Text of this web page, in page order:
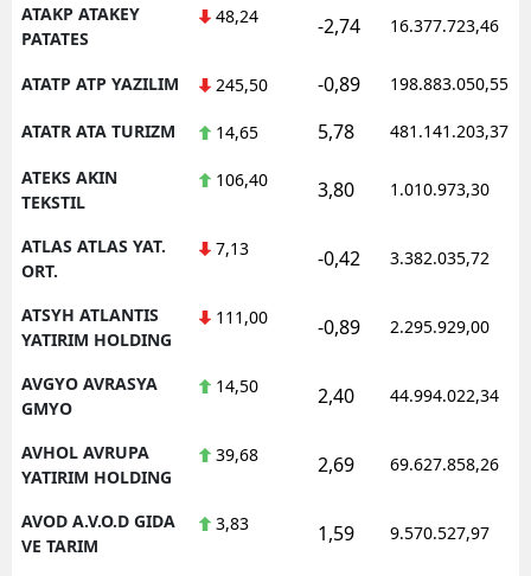
ATAKP ATAKEY
PATATES
48,24 -2,74 16.377.723,46
ATATP ATP YAZILIM 245,50 -0,89 198.883.050,55
ATATR ATA TURIZM 14,65 5,78 481.141.203,37
ATEKS AKIN
TEKSTIL
106,40 3,80 1.010.973,30
ATLAS ATLAS YAT.
ORT.
7,13 -0,42 3.382.035,72
ATSYH ATLANTIS
YATIRIM HOLDING
111,00 -0,89 2.295.929,00
AVGYO AVRASYA
GMYO
14,50 2,40 44.994.022,34
AVHOL AVRUPA
YATIRIM HOLDING
39,68 2,69 69.627.858,26
AVOD A.V.O.D GIDA
VE TARIM
3,83 1,59 9.570.527,97